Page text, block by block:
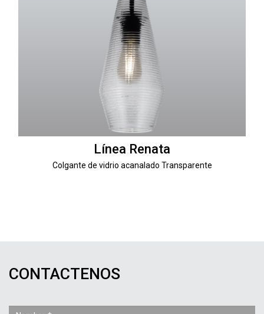
Línea Renata
Colgante de vidrio acanalado Transparente
CONTACTENOS